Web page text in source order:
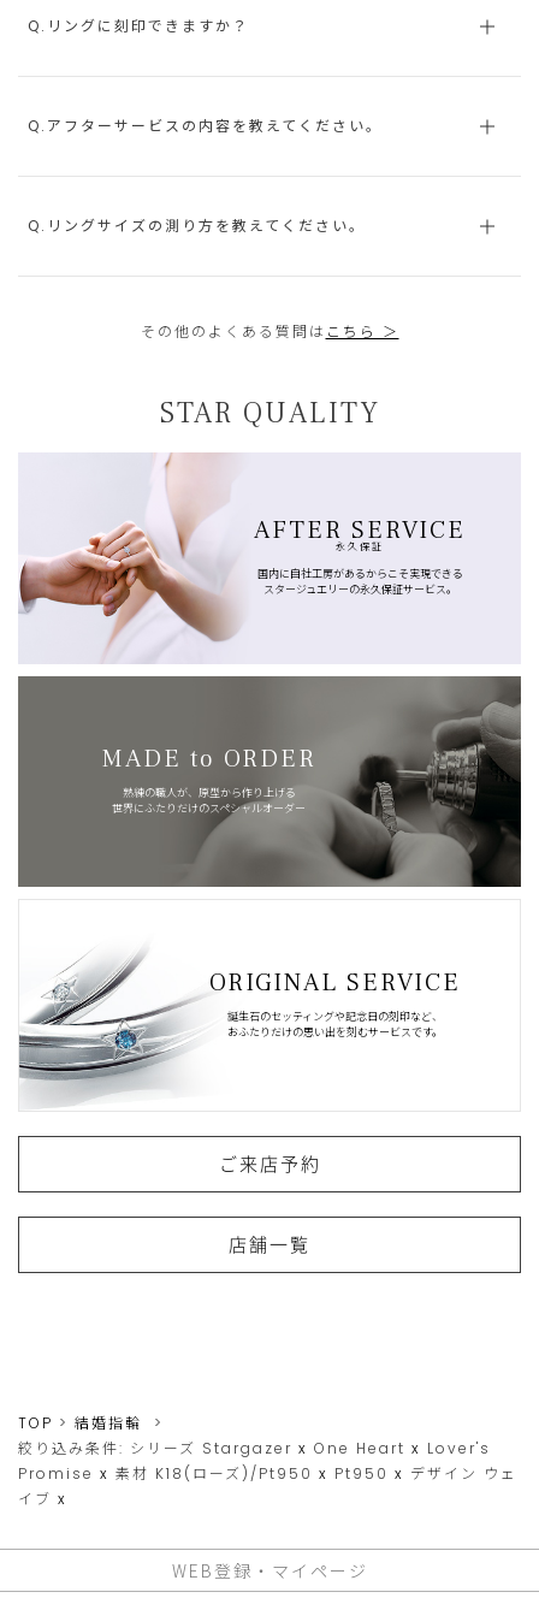
Q.リングに刻印できますか？
Q.アフターサービスの内容を教えてください。
Q.リングサイズの測り方を教えてください。
その他のよくある質問は こちら ＞
STAR QUALITY
AFTER SERVICE
永久保証
国内に自社工房があるからこそ実現できる
スタージュエリーの永久保証サービス。
MADE to ORDER
熟練の職人が、原型から作り上げる
世界にふたりだけのスペシャルオーダー
ORIGINAL SERVICE
誕生石のセッティングや記念日の刻印など、
おふたりだけの思い出を刻むサービスです。
ご来店予約
店舗一覧
TOP
結婚指輪
絞り込み条件: シリーズ Stargazer x One Heart x Lover's
Promise x 素材 K18(ローズ)/Pt950 x Pt950 x デザイン ウェ
イブ x
WEB登録・マイページ